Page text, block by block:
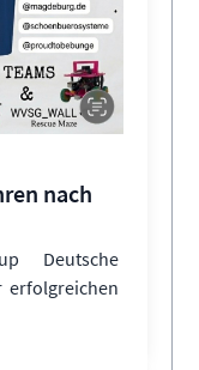
nach
Deutsche
erfolgreichen